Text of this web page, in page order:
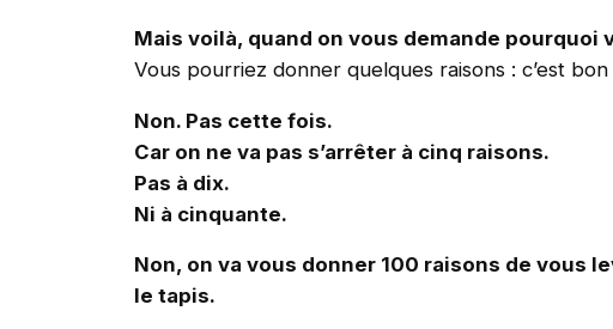
Mais voilà, quand on vous demande
Vous pourriez donner quelques raisons : c’est
Non. Pas cette fois.
Car on ne va pas s’arrêter à cinq raisons.
Pas à dix.
Ni à cinquante.
Non, on va vous donner 100 raisons de vous
le tapis.